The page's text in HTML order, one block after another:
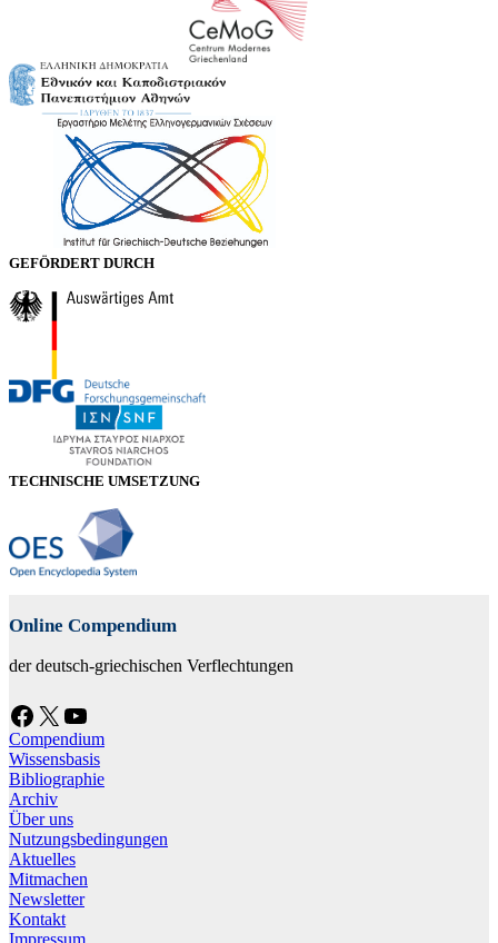
GEFÖRDERT DURCH
TECHNISCHE UMSETZUNG
Online Compendium
der deutsch-griechischen Verflechtungen
Facebook X YouTube
Compendium
Wissensbasis
Bibliographie
Archiv
Über uns
Nutzungsbedingungen
Aktuelles
Mitmachen
Newsletter
Kontakt
Impressum